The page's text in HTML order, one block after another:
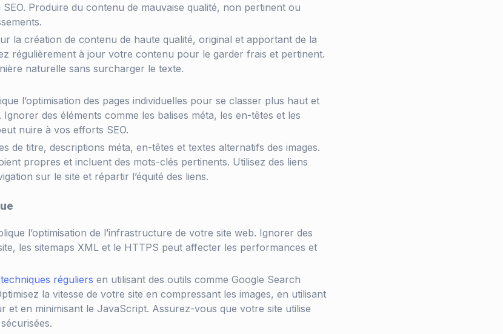
Produire du contenu de mauvaise qualité, non pertinent ou
la création de contenu de haute qualité, original et apportant de la
régulièrement à jour votre contenu pour le garder frais et pertinent.
naturelle sans surcharger le texte.
l’optimisation des pages individuelles pour se classer plus haut et
des éléments comme les balises méta, les en-têtes et les
nuire à vos efforts SEO.
de titre, descriptions méta, en-têtes et textes alternatifs des images.
propres et incluent des mots-clés pertinents. Utilisez des liens
sur le site et répartir l’équité des liens.
l’optimisation de l’infrastructure de votre site web. Ignorer des
les sitemaps XML et le HTTPS peut affecter les performances et
réguliers en utilisant des outils comme Google Search
la vitesse de votre site en compressant les images, en utilisant
et en minimisant le JavaScript. Assurez-vous que votre site utilise